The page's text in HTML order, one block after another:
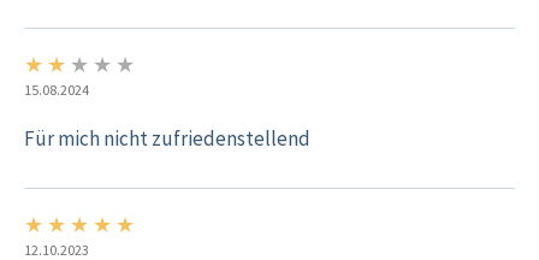
★ ★ ★ ★ ★
15.08.2024
Für mich nicht zufriedenstellend
★ ★ ★ ★ ★
12.10.2023